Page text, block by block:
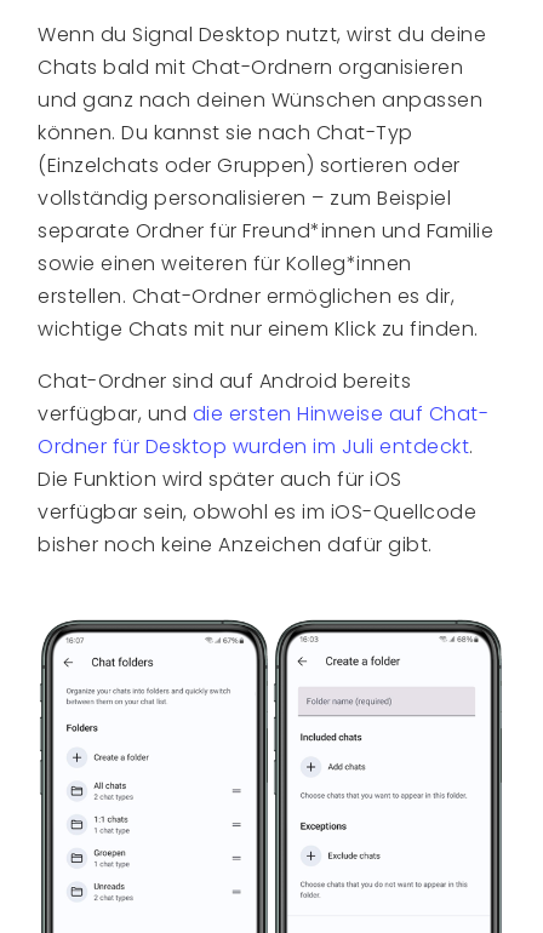
Wenn du Signal Desktop nutzt, wirst du deine
Chats bald mit Chat-Ordnern organisieren
und ganz nach deinen Wünschen anpassen
können. Du kannst sie nach Chat-Typ
(Einzelchats oder Gruppen) sortieren oder
vollständig personalisieren – zum Beispiel
separate Ordner für Freund*innen und Familie
sowie einen weiteren für Kolleg*innen
erstellen. Chat-Ordner ermöglichen es dir,
wichtige Chats mit nur einem Klick zu finden.
Chat-Ordner sind auf Android bereits
verfügbar, und die ersten Hinweise auf Chat-
Ordner für Desktop wurden im Juli entdeckt.
Die Funktion wird später auch für iOS
verfügbar sein, obwohl es im iOS-Quellcode
bisher noch keine Anzeichen dafür gibt.